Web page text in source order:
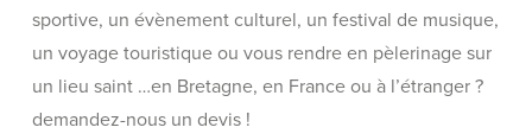
sportive, un évènement culturel, un festival de musique,
un voyage touristique ou vous rendre en pèlerinage sur
un lieu saint …en Bretagne, en France ou à l’étranger ?
demandez-nous un devis !